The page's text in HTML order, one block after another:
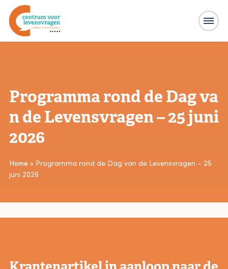
Home
Programma rond de Dag va
n de Levensvragen – 25 juni
2026
Home» Programma rond de Dag van de Levensvragen – 25
juni 2026